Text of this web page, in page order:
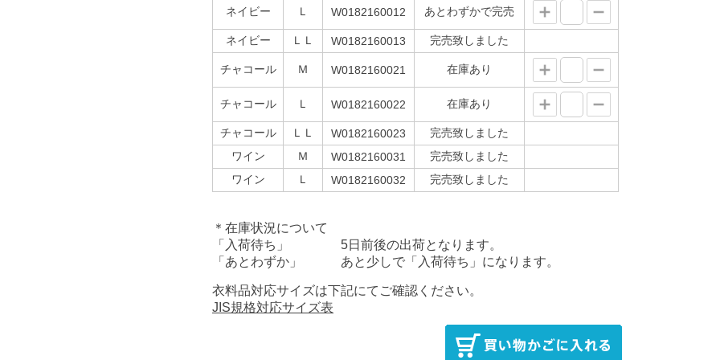
ネイビー Ｌ W0182160012 あとわずかで完売
ネイビー ＬＬ W0182160013 完売致しました
チャコール Ｍ W0182160021 在庫あり
チャコール Ｌ W0182160022 在庫あり
チャコール ＬＬ W0182160023
完売致しました
ワイン
Ｍ W0182160031
完売致しました
ワイン
Ｌ W0182160032 完売致しました
＊在庫状況について
「入荷待ち」 5日前後の出荷となります。
「あとわずか」 あと少しで「入荷待ち」になります。
衣料品対応サイズは下記にてご確認ください。
JIS規格対応サイズ表